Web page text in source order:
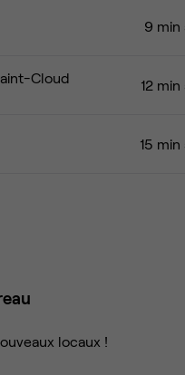
9 min
Cloud 12
15
locaux !